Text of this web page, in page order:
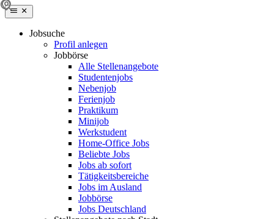
Jobsuche
Profil anlegen
Jobbörse
Alle Stellenangebote
Studentenjobs
Nebenjob
Ferienjob
Praktikum
Minijob
Werkstudent
Home-Office Jobs
Beliebte Jobs
Jobs ab sofort
Tätigkeitsbereiche
Jobs im Ausland
Jobbörse
Jobs Deutschland